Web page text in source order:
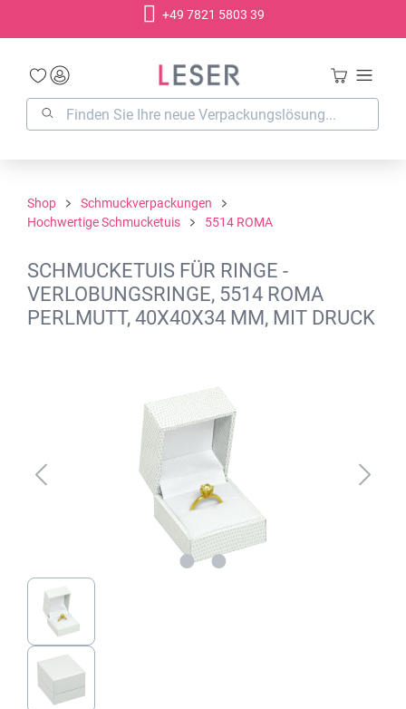
+49 7821 5803 39
Shop
Schmuckverpackungen
Hochwertige Schmucketuis
5514 ROMA
SCHMUCKETUIS FÜR RINGE -
VERLOBUNGSRINGE, 5514 ROMA
PERLMUTT, 40X40X34 MM, MIT DRUCK